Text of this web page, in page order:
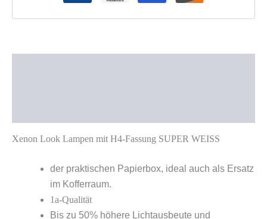
Xenon Look Lampen mit H4-Fassung SUPER WEISS
der praktischen Papierbox, ideal auch als Ersatz
im Kofferraum.
1a-Qualität
Bis zu 50% höhere Lichtausbeute und